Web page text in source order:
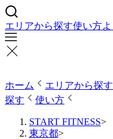
エリアから探す使い方
ホーム エリアから探す
探す
使い方
START FITNESS>
東京都>